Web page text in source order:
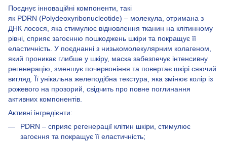
Поєднує інноваційні компоненти, такі
як PDRN (Polydeoxyribonucleotide) – молекула, отримана з
ДНК лосося, яка стимулює відновлення тканин на клітинному
рівні, сприяє загоєнню пошкоджень шкіри та покращує її
еластичність. У поєднанні з низькомолекулярним колагеном,
який проникає глибше у шкіру, маска забезпечує інтенсивну
регенерацію, зменшує почервоніння та повертає шкірі сяючий
вигляд. Її унікальна желеподібна текстура, яка змінює колір із
рожевого на прозорий, свідчить про повне поглинання
активних компонентів.
Активні інгредієнти:
PDRN – сприяє регенерації клітин шкіри, стимулює
загоєння та покращує її еластичність;